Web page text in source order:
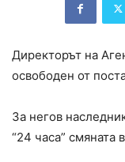
Директорът на
освободен от
За негов
“24 часа” смяната